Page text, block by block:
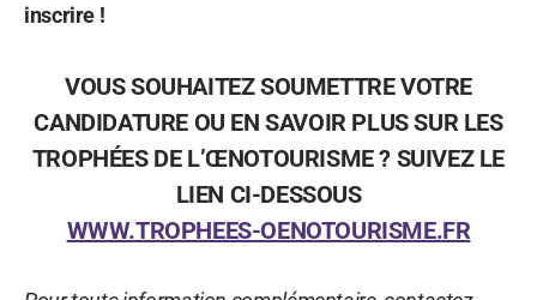
inscrire !
VOUS SOUHAITEZ SOUMETTRE VOTRE
CANDIDATURE OU EN SAVOIR PLUS SUR LES
TROPHÉES DE L’ŒNOTOURISME ? SUIVEZ LE
LIEN CI-DESSOUS
WWW.TROPHEES-OENOTOURISME.FR